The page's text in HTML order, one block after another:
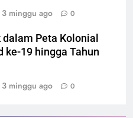
3 minggu ago 0
dalam Peta Kolonial
ke-19 hingga Tahun
3 minggu ago 0